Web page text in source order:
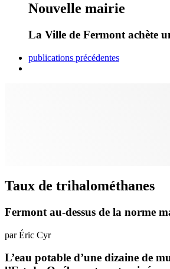
Nouvelle mairie
La Ville de Fermont achète
publications précédentes
Taux de trihalométhanes
Fermont au-dessus de la norme
par Éric Cyr
L’eau potable d’une dizaine de